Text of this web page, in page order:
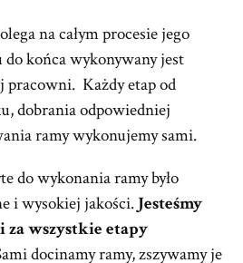
na całym procesie jego
końca wykonywany jest
pracowni. Każdy etap od
dobrania odpowiedniej
ramy wykonujemy sami.
do wykonania ramy było
i wysokiej jakości.Jesteśmy
wszystkie etapy
docinamy ramy, zszywamy je